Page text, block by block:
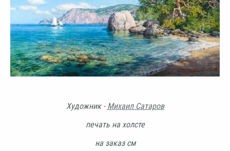
Художник - Михаил Сатаров
печать на холсте
на заказ см